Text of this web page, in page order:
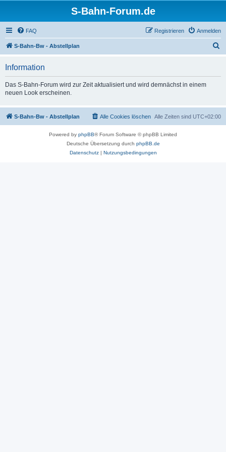
S-Bahn-Forum.de
FAQ Anmelden
Registrieren
S-Bahn-Bw - Abstellplan
Information
Das S-Bahn-Forum wird zur Zeit aktualisiert und wird demnächst in einem
neuen Look erscheinen.
S-Bahn-Bw - Abstellplan Alle Zeiten sind UTC+02:00
Alle Cookies löschen
Powered by phpBB® Forum Software © phpBB Limited
Deutsche Übersetzung durch phpBB.de
Datenschutz| Nutzungsbedingungen